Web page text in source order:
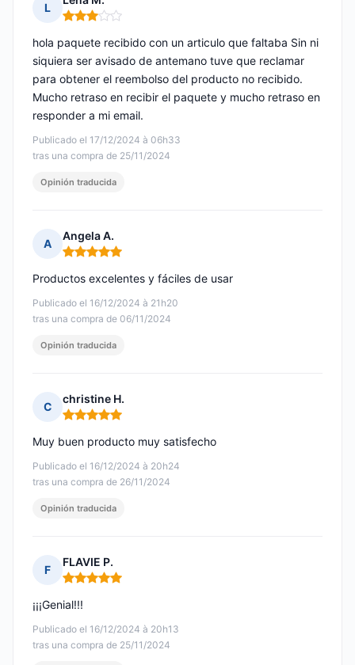
L
Nota: 3 de 5
Publicado el 17/12/2024 à 06h33
tras una compra de 25/11/2024
hola paquete recibido con un articulo que faltaba Sin ni
siquiera ser avisado de antemano tuve que reclamar
para obtener el reembolso del producto no recibido.
Mucho retraso en recibir el paquete y mucho retraso en
responder a mi email.
Opinión traducida
A
Angela A.
Nota: 5 de 5
Publicado el 16/12/2024 à 21h20
tras una compra de 06/11/2024
Productos excelentes y fáciles de usar
Opinión traducida
C
christine H.
Nota: 5 de 5
Publicado el 16/12/2024 à 20h24
tras una compra de 26/11/2024
Muy buen producto muy satisfecho
Opinión traducida
F
FLAVIE P.
Nota: 5 de 5
Publicado el 16/12/2024 à 20h13
tras una compra de 25/11/2024
¡¡¡Genial!!!